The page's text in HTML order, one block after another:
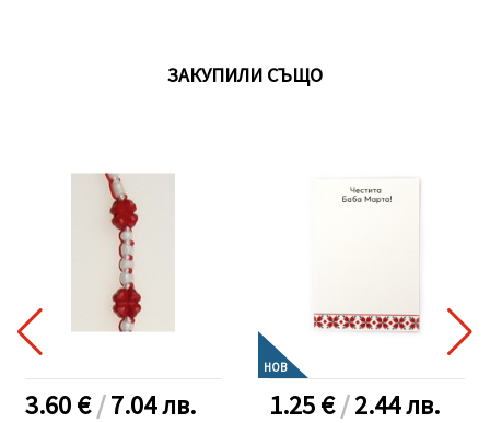
ЗАКУПИЛИ СЪЩО
3.60 €/7.04лв.
НОВ
1.25 €/2.44лв.